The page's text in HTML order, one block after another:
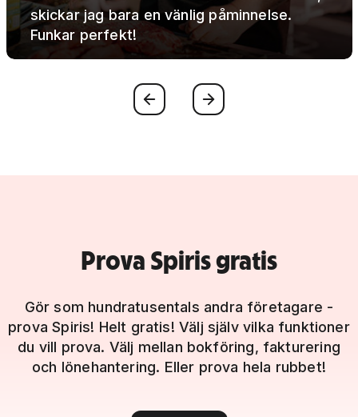
skickar jag bara en vänlig påminnelse.
Funkar perfekt!
FöregåendeNästa
Prova Spiris gratis
Gör som hundratusentals andra företagare -
prova Spiris! Helt gratis! Välj själv vilka funktioner
du vill prova. Välj mellan bokföring, fakturering
och lönehantering. Eller prova hela rubbet!